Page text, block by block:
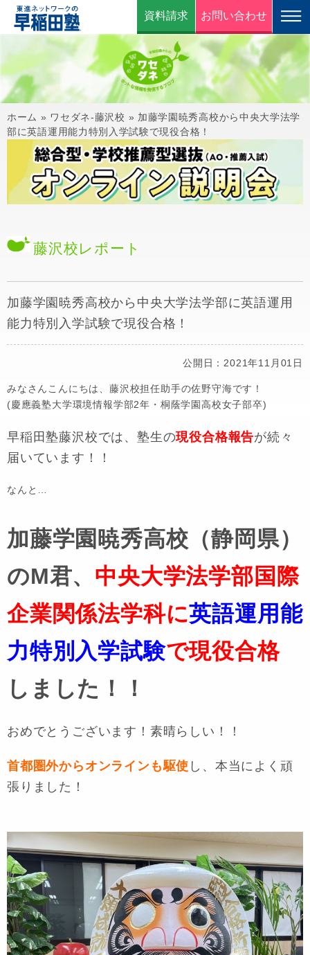
資料請求 お問い合わせ
ホーム » ワセダネ-藤沢校 » 加藤学園暁秀高校から中央大学法学
部に英語運用能力特別入学試験で現役合格！
藤沢校レポート
加藤学園暁秀高校から中央大学法学部に英語運用
能力特別入学試験で現役合格！
公開日：2021年11月01日
みなさんこんにちは、藤沢校担任助手の佐野守海です！
(慶應義塾大学環境情報学部2年・桐蔭学園高校女子部卒)
早稲田塾藤沢校では、塾生の現役合格報告が続々
届いています！！
なんと…
加藤学園暁秀高校（静岡県）
のM君、 中央大学法学部国際
企業関係法学科に英語運用能
力特別入学試験で現役合格
しました！！
おめでとうございます！素晴らしい！！
首都圏外からオンラインも駆使 し、本当によく頑
張りました！